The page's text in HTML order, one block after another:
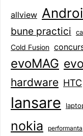
allview
bune practici
Cold Fusion
evoMAG
hardware HTC
lansare
nokia performanta